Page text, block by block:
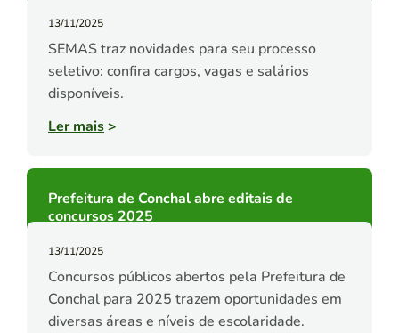
13/11/2025
SEMAS traz novidades para seu processo
seletivo: confira cargos, vagas e salários
disponíveis.
Ler mais>
Prefeitura de Conchal abre editais de
concursos 2025
13/11/2025
Concursos públicos abertos pela Prefeitura de
Conchal para 2025 trazem oportunidades em
diversas áreas e níveis de escolaridade.